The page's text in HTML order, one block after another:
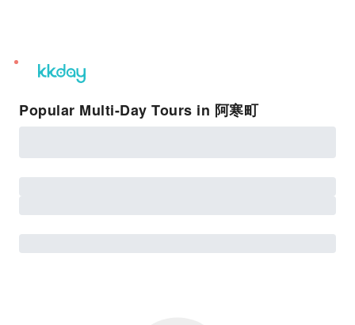
unread
notifications
Popular Multi-Day Tours in 阿寒町